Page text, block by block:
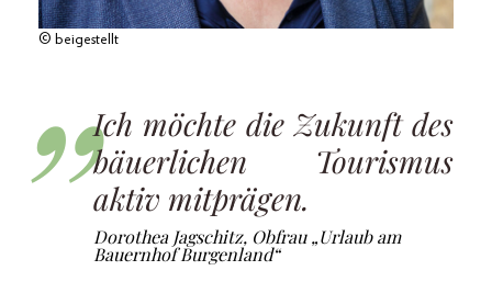
© beigestellt
Ich möchte die Zukunft des
bäuerlichen Tourismus
aktiv mitprägen.
Dorothea Jagschitz, Obfrau „Urlaub am
Bauernhof Burgenland“